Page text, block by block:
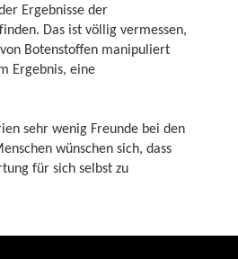
Ergebnisse der
Das ist völlig vermessen,
Botenstoffen manipuliert
Ergebnis, eine
sehr wenig Freunde bei den
wünschen sich, dass
für sich selbst zu